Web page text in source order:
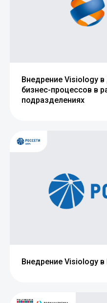
Внедрение Visiology
бизнес-процессов в
подразделениях
Внедрение Visiology в